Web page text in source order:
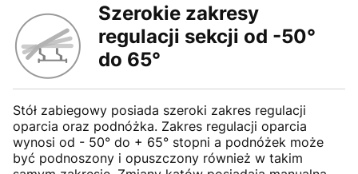
Szerokie zakresy
regulacji sekcji od -50°
do 65°
Stół zabiegowy posiada szeroki zakres regulacji
oparcia oraz podnóżka. Zakres regulacji oparcia
wynosi od - 50° do + 65° stopni a podnóżek może
być podnoszony i opuszczony również w takim